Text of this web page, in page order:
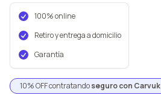
100% online
Retiro y entrega a domicilio
Garantía
10% OFF contratandoseguro con Carvuk